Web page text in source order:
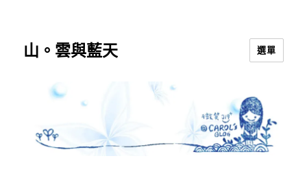
山。雲與藍天 選單